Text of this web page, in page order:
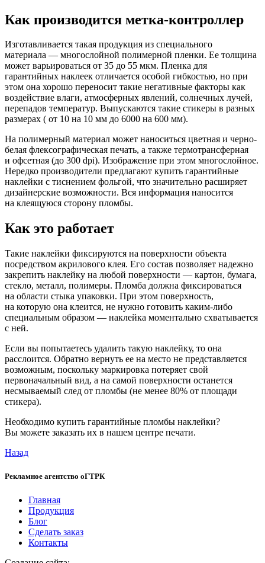
Как производится метка-контроллер
Изготавливается такая продукция из специального
материала — многослойной полимерной пленки. Ее толщина
может варьироваться от 35 до 55 мкм. Пленка для
гарантийных наклеек отличается особой гибкостью, но при
этом она хорошо переносит такие негативные факторы как
воздействие влаги, атмосферных явлений, солнечных лучей,
перепадов температур. Выпускаются такие стикеры в разных
размерах ( от 10 на 10 мм до 6000 на 600 мм).
На полимерный материал может наноситься цветная и черно-
белая флексографическая печать, а также термотрансферная
и офсетная (до 300 dpi). Изображение при этом многослойное.
Нередко производители предлагают купить гарантийные
наклейки с тиснением фольгой, что значительно расширяет
дизайнерские возможности. Вся информация наносится
на клеящуюся сторону пломбы.
Как это работает
Такие наклейки фиксируются на поверхности объекта
посредством акрилового клея. Его состав позволяет надежно
закрепить наклейку на любой поверхности — картон, бумага,
стекло, металл, полимеры. Пломба должна фиксироваться
на области стыка упаковки. При этом поверхность,
на которую она клеится, не нужно готовить каким-либо
специальным образом — наклейка моментально схватывается
с ней.
Если вы попытаетесь удалить такую наклейку, то она
расслоится. Обратно вернуть ее на место не представляется
возможным, поскольку маркировка потеряет свой
первоначальный вид, а на самой поверхности останется
несмываемый след от пломбы (не менее 80% от площади
стикера).
Необходимо купить гарантийные пломбы наклейки?
Вы можете заказать их в нашем центре печати.
Назад
Рекламное агентство оГТРК
Главная
Продукция
Блог
Сделать заказ
Контакты